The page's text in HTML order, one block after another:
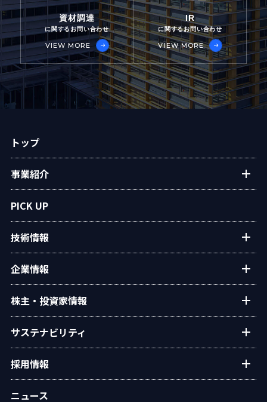
資材調達
に関するお問い合わせ
VIEW MORE
IR
に関するお問い合わせ
VIEW MORE
トップ
事業紹介
アフターサービス
民生熱エネルギー
設備・システム
PICK UP
技術情報
タクマの技術紹介
タクマ技報
学会発表
企業情報
ご挨拶
経営理念
会社概要
沿革
役員一覧
組織図
株主・投資家情報
個人投資家の皆様へ
経営方針・戦略
業績・財務
IRライブラリー
サステナビリティ
トップコミットメント
タクマのサステナビリティ
ESGデータ
採用情報
ニュース